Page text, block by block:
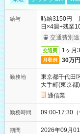
給与
時給3150円
日×4週+残業
交通費別
交通費 1ヶ月
月収例 30万
勤務地
東京都千代田
大手町(東京
通信業
勤務時間 09:00-17:30
期間 2026年09月